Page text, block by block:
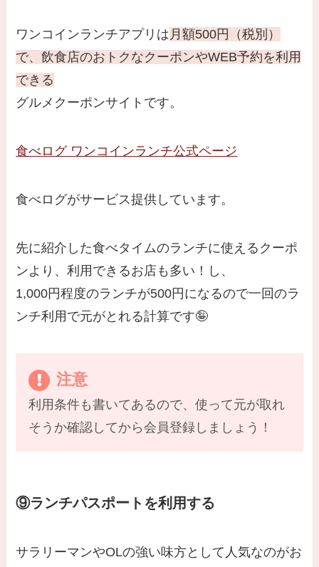
ワンコインランチアプリは 月額500円（税別）
で、飲食店のおトクなクーポンやWEB予約を利用
できる
グルメクーポンサイトです。
食べログ ワンコインランチ公式ページ
食べログがサービス提供しています。
先に紹介した食べタイムのランチに使えるクーポ
ンより、利用できるお店も多い！し、
1,000円程度のランチが500円になるので一回のラ
ンチ利用で元がとれる計算です🤪
注意
利用条件も書いてあるので、使って元が取れ
そうか確認してから会員登録しましょう！
⑨ランチパスポートを利用する
サラリーマンやOLの強い味方として人気なのがお